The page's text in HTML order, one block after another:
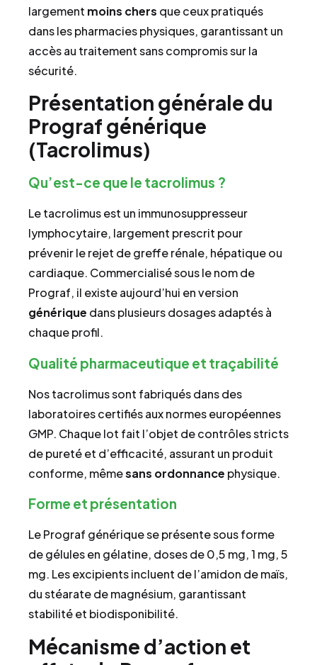
largement moins chers que ceux pratiqués
dans les pharmacies physiques, garantissant un
accès au traitement sans compromis sur la
sécurité.
Présentation générale du
Prograf générique
(Tacrolimus)
Qu’est-ce que le tacrolimus ?
Le tacrolimus est un immunosuppresseur
lymphocytaire, largement prescrit pour
prévenir le rejet de greffe rénale, hépatique ou
cardiaque. Commercialisé sous le nom de
Prograf, il existe aujourd’hui en version
générique dans plusieurs dosages adaptés à
chaque profil.
Qualité pharmaceutique et traçabilité
Nos tacrolimus sont fabriqués dans des
laboratoires certifiés aux normes européennes
GMP. Chaque lot fait l’objet de contrôles stricts
de pureté et d’efficacité, assurant un produit
conforme, mêmesans ordonnance physique.
Forme et présentation
Le Prograf générique se présente sous forme
de gélules en gélatine, doses de 0,5 mg, 1 mg, 5
mg. Les excipients incluent de l’amidon de maïs,
du stéarate de magnésium, garantissant
stabilité et biodisponibilité.
Mécanisme d’action et